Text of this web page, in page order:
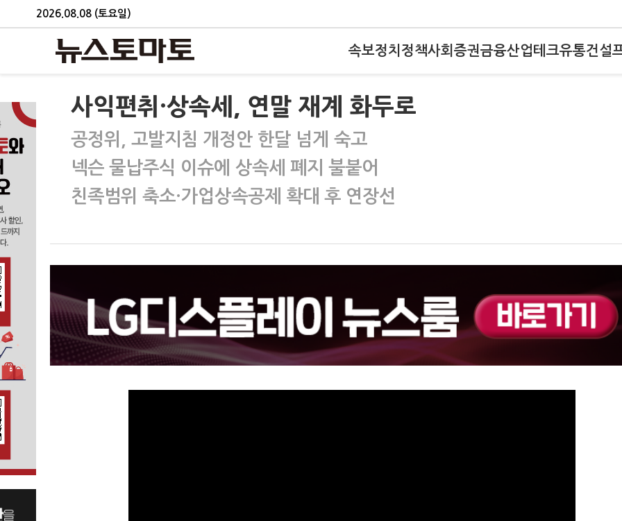
2026.08.08 (토요일)
속보정치 정책사회 증권금융산업테크유통건설
사익편취·상속세, 연말 재계 화두로
공정위, 고발지침 개정안 한달 넘게 숙고
넥슨 물납주식 이슈에 상속세 폐지 불붙어
친족범위 축소·가업상속공제 확대 후 연장선